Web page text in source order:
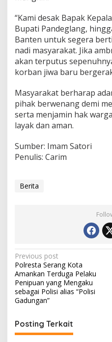
“Kami desak Bapak
Bupati Pandeglang,
Banten untuk segera
nadi masyarakat. Jika
akan terputus
korban jiwa baru
Masyarakat berharap
pihak berwenang demi
serta menjamin hak
layak dan aman.
Sumber: Imam Satori
Penulis: Carim
Berita
Post
navigation
Previous post
Polresta Serang Kota
Amankan Terduga Pelaku
Penipuan yang Mengaku
sebagai Polisi alias “Polisi
Gadungan”
Posting Terkait